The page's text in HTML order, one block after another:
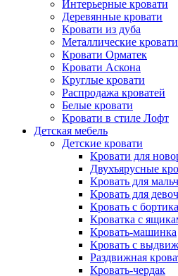
Интерьерные кровати
Деревянные кровати
Кровати из дуба
Металлические кровати
Кровати Орматек
Кровати Аскона
Круглые кровати
Распродажа кроватей
Белые кровати
Кровати в стиле Лофт
Детская мебель
Детские кровати
Кровати для
Двухъярусные
Кровать для
Кровать для
Кровать с
Кроватка с
Кровать-машинка
Кровать с
Раздвижная
Кровать-чердак